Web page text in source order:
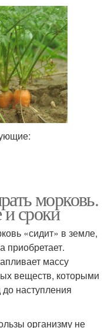
морковь.
и сроки
«сидит» в земле,
приобретает.
массу
веществ, которыми
наступления
организму не